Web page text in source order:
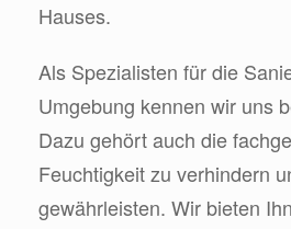
Hauses.
Als Spezialisten für die
Umgebung kennen wir uns
Dazu gehört auch die
Feuchtigkeit zu verhindern
gewährleisten. Wir bieten